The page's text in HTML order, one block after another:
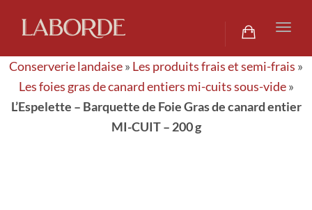
Conserverie landaise» Les produits frais et semi-frais »
Les foies gras de canard entiers mi-cuits sous-vide»
L’Espelette – Barquette de Foie Gras de canard entier
MI-CUIT – 200 g